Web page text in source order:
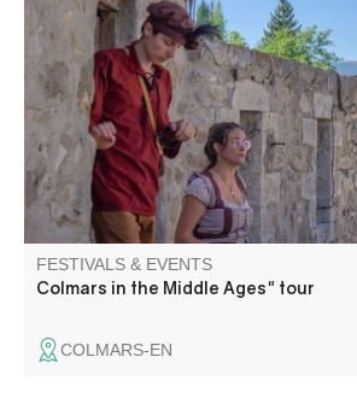
Historical animation in costume, music
dedicated to the medieval history of
museum and the chemin de ronde.
available slots.
FESTIVALS & EVENTS
Colmars in the Middle Ages" tour
COLMARS-EN